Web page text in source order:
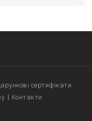
сертифікати
Контакти